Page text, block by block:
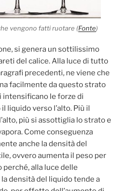
vengono fatti ruotare (Fonte)
si genera un sottilissimo
del calice. Alla luce di tutto
precedenti, ne viene che
facilmente da questo strato
intensificano le forze di
liquido verso l’alto. Più il
più si assottiglia lo strato e
Come conseguenza
anche la densità del
ovvero aumenta il peso per
perché, alla luce delle
densità del liquido tende a